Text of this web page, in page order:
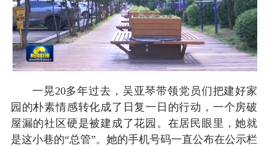
一晃20多年过去，吴亚琴带领党员们把建好家
园的朴素情感转化成了日复一日的行动，一个房破
屋漏的社区硬是被建成了花园。在居民眼里，她就
是这小巷的“总管”。她的手机号码一直公布在公示栏